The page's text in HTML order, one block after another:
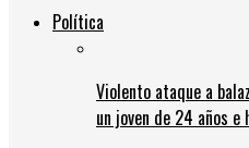
Política
Violento ataque a
un joven de 24 años